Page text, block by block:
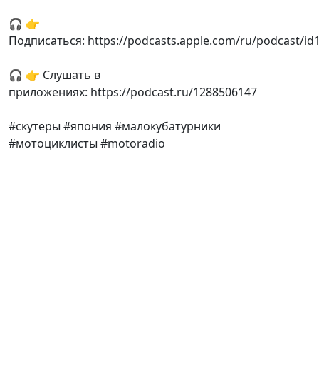
🎧 👉
Подписаться: https://podcasts.apple.com/ru/podcast/
🎧 👉 Слушать в
приложениях: https://podcast.ru/1288506147
#скутеры #япония #малокубатурники
#мотоциклисты #motoradio